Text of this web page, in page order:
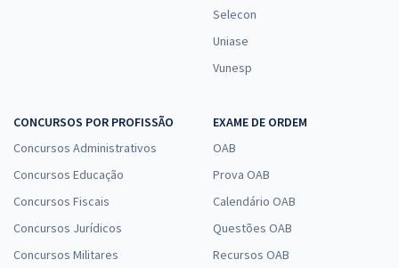
Selecon
Uniase
Vunesp
CONCURSOS POR PROFISSÃO
Concursos Administrativos
Concursos Educação
Concursos Fiscais
Concursos Jurídicos
Concursos Militares
EXAME DE ORDEM
OAB
Prova OAB
Calendário OAB
Questões OAB
Recursos OAB